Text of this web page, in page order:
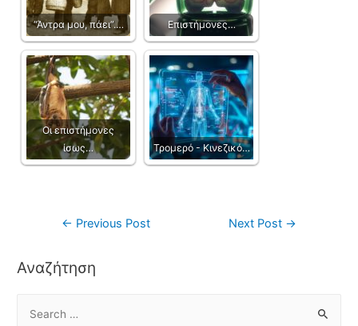
“Άντρα μου, πάει”.… Επιστήμονες…
Οι επιστήμονες
ίσως…
Τρομερό - Κινεζικό…
← Previous Post Next Post →
Αναζήτηση